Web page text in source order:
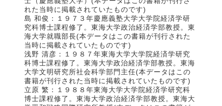
れた当時に掲載されていたものです)
島 和俊：１９７３年慶應義塾大学大学院経済学研
究科博士課程修了。東海大学政治経済学部教授。東
海大学就職部長(本データはこの書籍が刊行された
当時に掲載されていたものです)
浅野 清彦：１９８７年東海大学大学院経済学研究
科博士課程修了。東海大学政治経済学部教授。東海
大学文明研究所社会科学部門主任(本データはこの
書籍が刊行された当時に掲載されていたものです)
立原 繁：１９８８年東海大学大学院経済学研究科
博士課程修了。東海大学政治経済学部教授。東海大